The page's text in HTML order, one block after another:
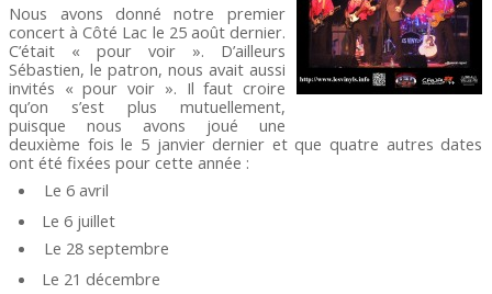
Nous avons donné notre premier
concert à Côté Lac le 25 août dernier.
C’était « pour voir ». D’ailleurs
Sébastien, le patron, nous avait aussi
invités « pour voir ». Il faut croire
qu’on s’est plus mutuellement,
puisque nous avons joué une
deuxième fois le 5 janvier dernier et que quatre autres dates
ont été fixées pour cette année :
Le 6 avril
Le 6 juillet
Le 28 septembre
Le 21 décembre